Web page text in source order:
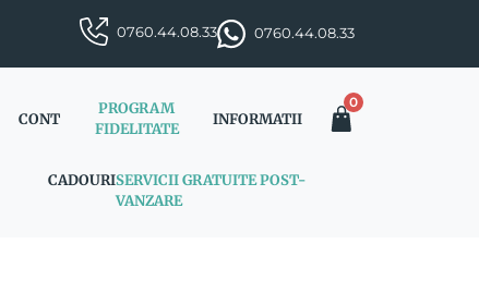
0760.44.08.33 0760.44.08.33
CONT
PROGRAM
FIDELITATE
INFORMATII
0
CADOURISERVICII GRATUITE POST-
VANZARE